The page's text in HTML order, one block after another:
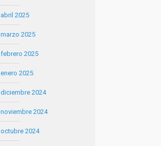
abril 2025
marzo 2025
febrero 2025
enero 2025
diciembre 2024
noviembre 2024
octubre 2024